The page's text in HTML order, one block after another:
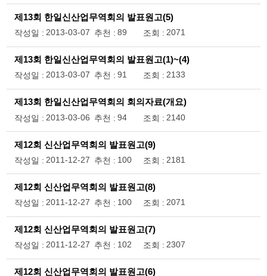
제13회 한일신산업무역회의 발표원고(5)
작성일 : 2013-03-07 추천 : 89 조회 : 2071
제13회 한일신산업무역회의 발표원고(1)~(4)
작성일 : 2013-03-07 추천 : 91 조회 : 2133
제13회 한일신산업무역회의 회의자료(개요)
작성일 : 2013-03-06 추천 : 94 조회 : 2140
제12회 신산업무역회의 발표원고(9)
작성일 : 2011-12-27 추천 : 100 조회 : 2181
제12회 신산업무역회의 발표원고(8)
작성일 : 2011-12-27 추천 : 100 조회 : 2071
제12회 신산업무역회의 발표원고(7)
작성일 : 2011-12-27 추천 : 102 조회 : 2307
제12회 신산업무역회의 발표원고(6)